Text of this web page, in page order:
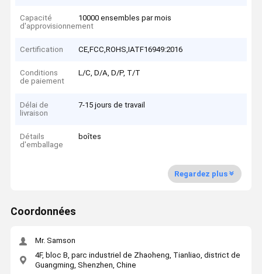
Capacité
d'approvisionnement
10000 ensembles par mois
Certification CE,FCC,ROHS,IATF16949:2016
Conditions
de paiement
L/C, D/A, D/P, T/T
Délai de
livraison
7-15 jours de travail
Détails
d'emballage
boîtes
Regardez plus
Coordonnées
Mr. Samson
4F, bloc B, parc industriel de Zhaoheng, Tianliao, district de
Guangming, Shenzhen, Chine